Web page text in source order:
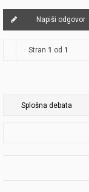
Napiši odgovor
Stran 1 od 1